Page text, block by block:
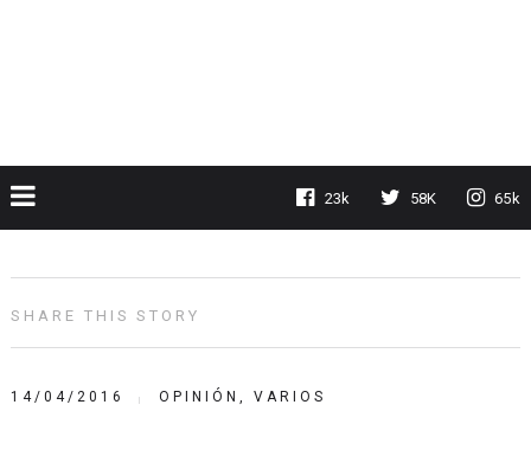
23k 58K 65k
SHARE THIS STORY
14/04/2016 OPINIÓN,VARIOS